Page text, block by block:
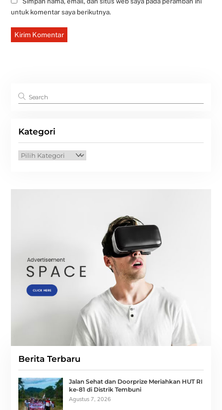
untuk komentar saya berikutnya.
Kategori
Kategori
Berita Terbaru
Jalan Sehat dan Doorprize Meriahkan HUT RI
ke-81 di Distrik Tembuni
Agustus 7, 2026